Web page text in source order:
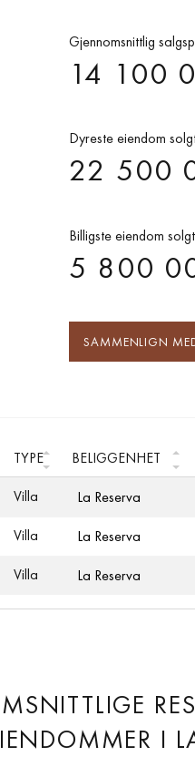
Gjennomsnittlig
14 100
Dyreste eiendom
22 500
Billigste eiendom solgt
5 800
SAMMENLIGN
TYPE BELIGGENHET
Villa La Reserva
Villa La Reserva
Villa La Reserva
I